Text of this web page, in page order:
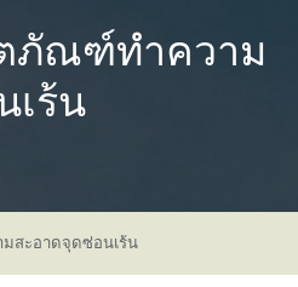
ภัณฑ์ทำความ
เร้น
สะอาดจุดซ่อนเร้น